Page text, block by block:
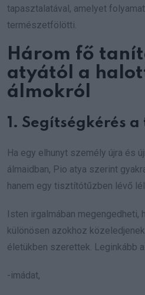
tapasztalatával, amelyet
természetfölötti.
Három fő
atyától a
álmokról
1. Segítségkérés
Ha egy elhunyt személy újra és
álmaidban, Pio atya szerint
hanem egy tisztítótűzben lévő
Isten irgalmában megengedheti,
különösen azokhoz
életükben szerettek. Leginkább
-imádat,